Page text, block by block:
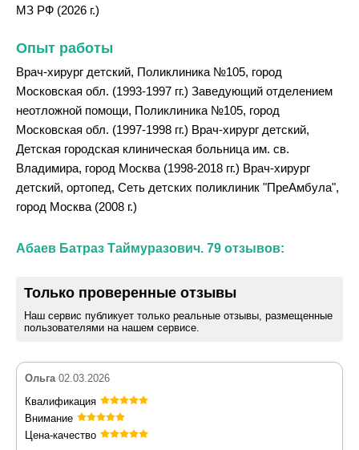
МЗ РФ (2026 г.)
Опыт работы
Врач-хирург детский, Поликлиника №105, город
Московская обл. (1993-1997 гг.) Заведующий отделением
неотложной помощи, Поликлиника №105, город
Московская обл. (1997-1998 гг.) Врач-хирург детский,
Детская городская клиническая больница им. св.
Владимира, город Москва (1998-2018 гг.) Врач-хирург
детский, ортопед, Сеть детских поликлиник "ПреАмбула",
город Москва (2008 г.)
Абаев Батраз Таймуразович. 79 отзывов:
Только проверенные отзывы
Наш сервис публикует только реальные отзывы, размещенные
пользователями на нашем сервисе.
Ольга 02.03.2026
Квалификация
Внимание
Цена-качество